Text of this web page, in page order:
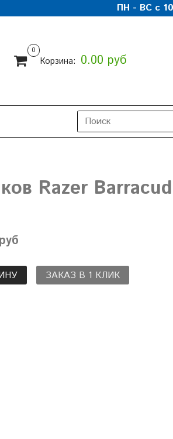
ПН - ВС с
0
Корзина: 0.00 руб
Razer
ЗАКАЗ В 1 КЛИК